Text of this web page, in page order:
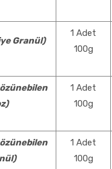
Granül)
1 Adet
100g
1 Adet
100g
1 Adet
100g